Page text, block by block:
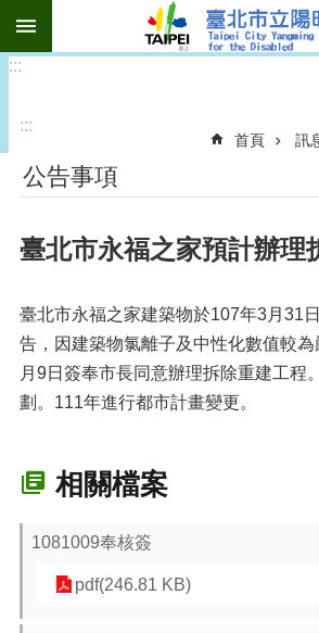
跳到主要內容區塊
:::
:::
首頁 訊
公告事項
臺北市永福之家預計辦理
臺北市永福之家建築物於107年3月31
告，因建築物氯離子及中性化數值較
月9日簽奉市長同意辦理拆除重建工程
劃。111年進行都市計畫變更。
相關檔案
1081009奉核簽
pdf(246.81 KB)